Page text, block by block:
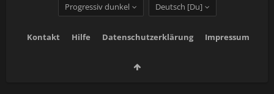
Progressiv dunkel Deutsch [Du]
Kontakt Hilfe Datenschutzerklärung Impressum